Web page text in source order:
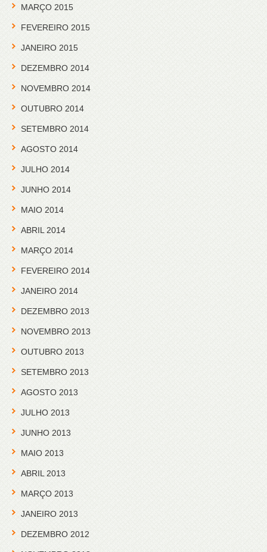
MARÇO 2015
FEVEREIRO 2015
JANEIRO 2015
DEZEMBRO 2014
NOVEMBRO 2014
OUTUBRO 2014
SETEMBRO 2014
AGOSTO 2014
JULHO 2014
JUNHO 2014
MAIO 2014
ABRIL 2014
MARÇO 2014
FEVEREIRO 2014
JANEIRO 2014
DEZEMBRO 2013
NOVEMBRO 2013
OUTUBRO 2013
SETEMBRO 2013
AGOSTO 2013
JULHO 2013
JUNHO 2013
MAIO 2013
ABRIL 2013
MARÇO 2013
JANEIRO 2013
DEZEMBRO 2012